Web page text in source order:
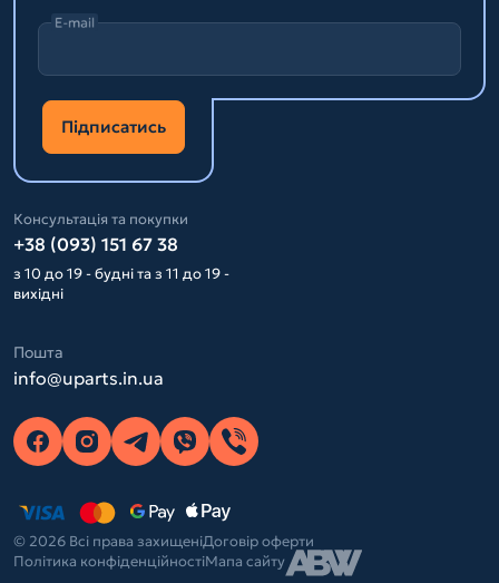
E-mail
Підписатись
Консультація та покупки
+38 (093) 151 67 38
з 10 до 19 - будні та з 11 до 19 -
вихідні
Пошта
info@uparts.in.ua
© 2026 Всі права захищеніДоговір оферти
Політика конфіденційностіМапа сайту